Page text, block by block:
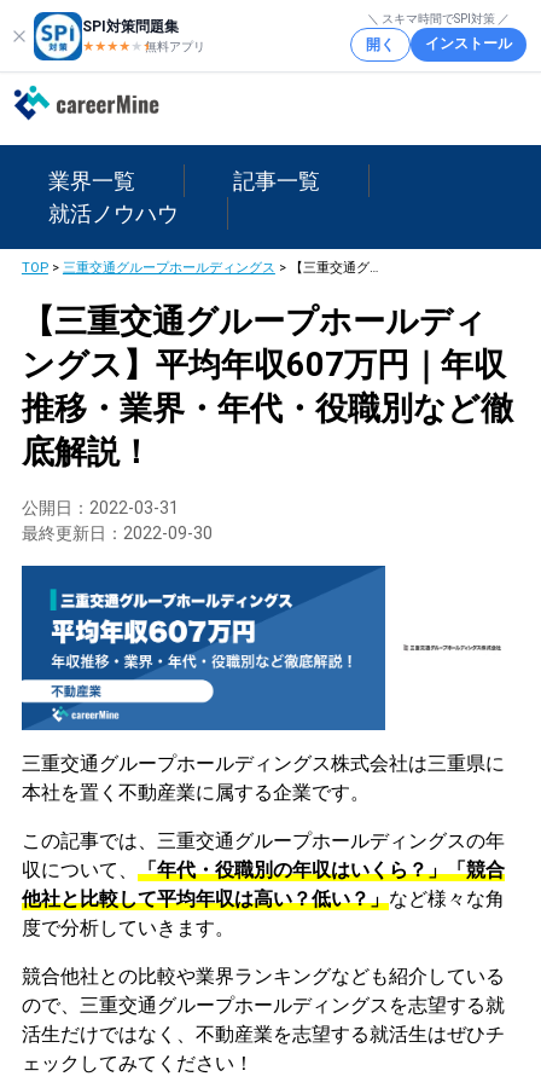
SPI対策問題集
★★★★ ★★
無料アプリ
＼ スキマ時間でSPI対策 ／
開く インストール
業界一覧
記事一覧
就活ノウハウ
TOP> 三重交通グループホールディングス > 【三重交通グループホールディングス】平均年収607万円｜年収推移・業界・年代・役職別など徹底解説！
【三重交通グループホールディ
ングス】平均年収607万円｜年収
推移・業界・年代・役職別など徹
底解説！
公開日： 2022-03-31
最終更新日： 2022-09-30
三重交通グループホールディングス株式会社は三重県に
本社を置く不動産業に属する企業です。
この記事では、三重交通グループホールディングスの年
収について、 「年代・役職別の年収はいくら？」「競合
他社と比較して平均年収は高い？低い？」など様々な角
度で分析していきます。
競合他社との比較や業界ランキングなども紹介している
ので、三重交通グループホールディングスを志望する就
活生だけではなく、不動産業を志望する就活生はぜひチ
ェックしてみてください！